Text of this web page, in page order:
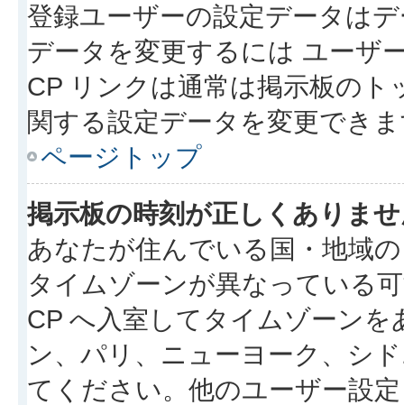
登録ユーザーの設定データは
データを変更するには ユーザ
CP リンクは通常は掲示板の
関する設定データを変更でき
ページトップ
掲示板の時刻が正しくありま
あなたが住んでいる国・地域
タイムゾーンが異なっている
CP へ入室してタイムゾーン
ン、パリ、ニューヨーク、シ
てください。他のユーザー設